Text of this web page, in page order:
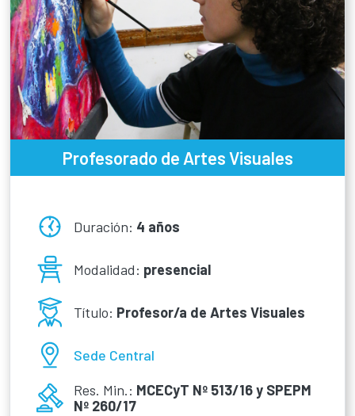
Profesorado de Artes Visuales
Duración: 4 años
Modalidad: presencial
Título: Profesor/a de Artes Visuales
Sede Central
Res. Min.: MCECyT Nº 513/16 y SPEPM
Nº 260/17